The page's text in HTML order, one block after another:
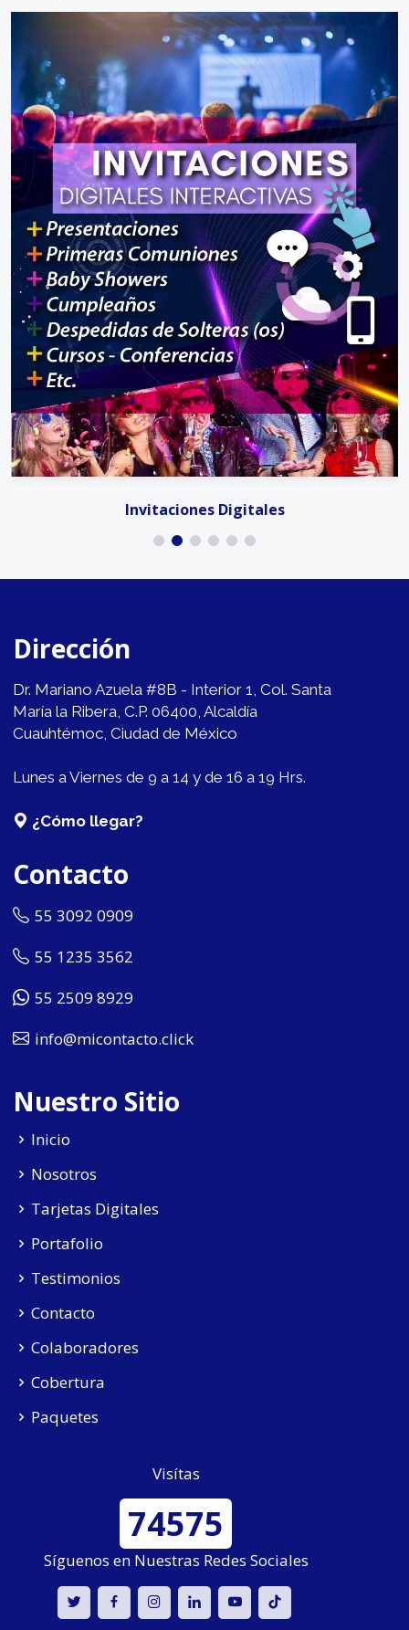
Invitaciones Digitales
Dirección
Dr. Mariano Azuela #8B - Interior 1, Col. Santa
María la Ribera, C.P. 06400, Alcaldía
Cuauhtémoc, Ciudad de México
Lunes a Viernes de 9 a 14 y de 16 a 19 Hrs.
¿Cómo llegar?
Contacto
55 3092 0909
55 1235 3562
55 2509 8929
info@micontacto.click
Nuestro Sitio
Inicio
Nosotros
Tarjetas Digitales
Portafolio
Testimonios
Contacto
Colaboradores
Cobertura
Paquetes
Visítas
74575
Síguenos en Nuestras Redes Sociales